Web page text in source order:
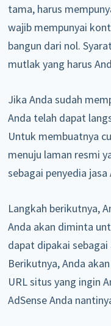
tama, harus
wajib mempunyai
bangun dari nol.
mutlak yang harus
Jika Anda sudah
Anda telah dapat
Untuk membuatnya
menuju laman resmi
sebagai penyedia jasa
Langkah berikutnya,
Anda akan diminta
dapat dipakai sebagai
Berikutnya, Anda
URL situs yang ingin
AdSense Anda